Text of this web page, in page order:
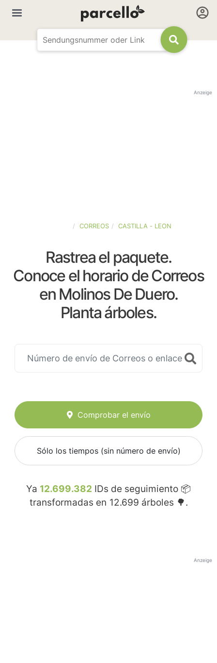
Anzeige
CORREOS CASTILLA - LEON
Rastrea el paquete.
Conoce el horario de Correos
en Molinos De Duero.
Planta árboles.
Comprobar el envío
Sólo los tiempos (sin número de envío)
Ya 12.699.382 IDs de seguimiento 📦
transformadas en 12.699 árboles 🌳.
Anzeige